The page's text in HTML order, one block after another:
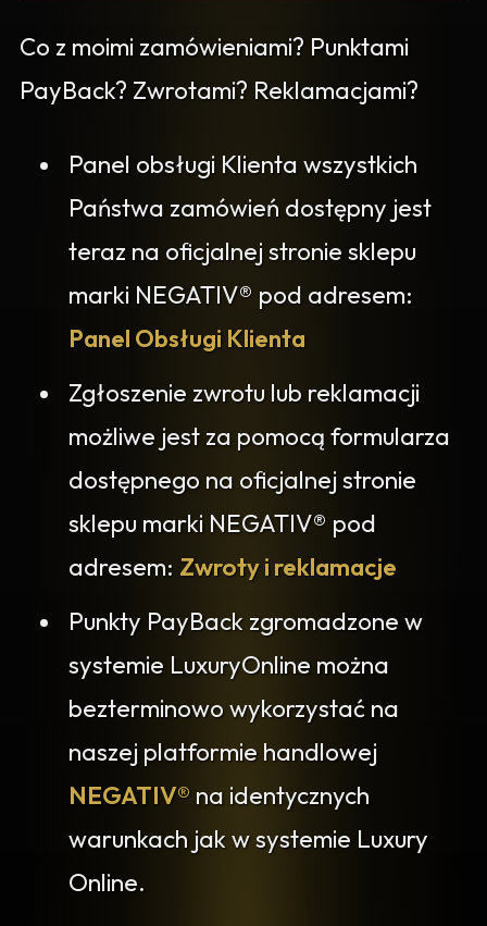
Co z moimi zamówieniami? Punktami
PayBack? Zwrotami? Reklamacjami?
Panel obsługi Klienta wszystkich
Państwa zamówień dostępny jest
teraz na oficjalnej stronie sklepu
marki NEGATIV® pod adresem:
Panel Obsługi Klienta
Zgłoszenie zwrotu lub reklamacji
możliwe jest za pomocą formularza
dostępnego na oficjalnej stronie
sklepu marki NEGATIV® pod
adresem: Zwroty i reklamacje
Punkty PayBack zgromadzone w
systemie LuxuryOnline można
bezterminowo wykorzystać na
naszej platformie handlowej
NEGATIV® na identycznych
warunkach jak w systemie Luxury
Online.